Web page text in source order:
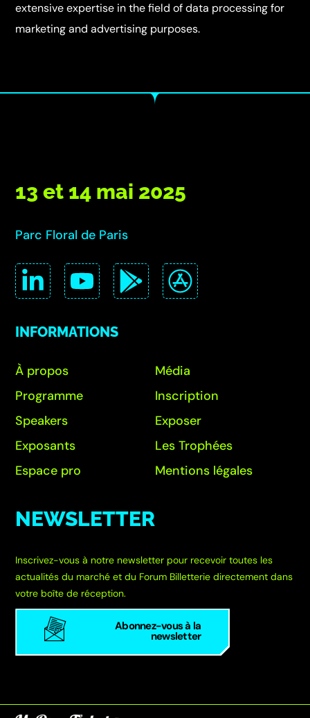
extensive expertise in the field of data processing for
marketing and advertising purposes.
13 et 14 mai 2025
Parc Floral de Paris
INFORMATIONS
À propos
Programme
Speakers
Exposants
Espace pro
Média
Inscription
Exposer
Les Trophées
Mentions légales
NEWSLETTER
Inscrivez-vous à notre newsletter pour recevoir toutes les
actualités du marché et du Forum Billetterie directement dans
votre boîte de réception.
Abonnez-vous à la
newsletter